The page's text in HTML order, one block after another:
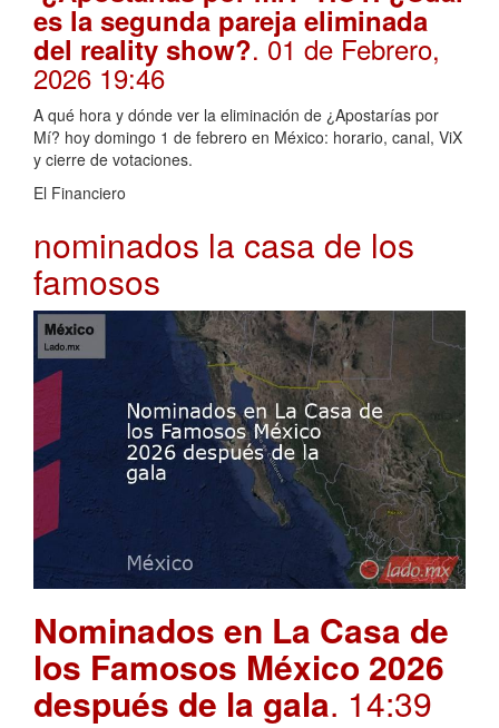
es la segunda pareja eliminada
del reality show?. 01 de Febrero,
2026 19:46
A qué hora y dónde ver la eliminación de ¿Apostarías por
Mí? hoy domingo 1 de febrero en México: horario, canal, ViX
y cierre de votaciones.
El Financiero
nominados la casa de los
famosos
Nominados en La Casa de
los Famosos México 2026
después de la gala. 14:39